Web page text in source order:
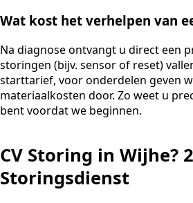
Wat kost het verhelpen van
Na diagnose ontvangt u direct een
storingen (bijv. sensor of reset)
starttarief, voor onderdelen geven
materiaalkosten door. Zo weet u
bent voordat we beginnen.
CV Storing in Wijhe?
Storingsdienst